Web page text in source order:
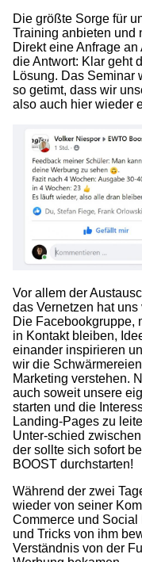
Die größte Sorge für
Training anbieten und
Direkt eine Anfrage
die Antwort: Klar geht
Lösung. Das Seminar
so getimt, dass wir
also auch hier wieder
Vor allem der
das Vernetzen hat
Die Facebookgruppe,
in Kontakt bleiben,
einander inspirieren
wir die
Marketing verstehen.
auch soweit unsere
starten und die
Landing-Pages zu
Unter-schied
der sollte sich sofort
BOOST durchstarten!
Während der zwei
wieder von seiner
Commerce und
und Tricks von ihm
Verständnis von der